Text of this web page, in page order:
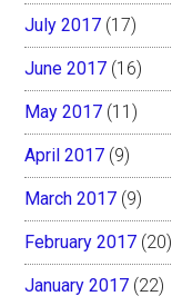
July 2017 (17)
June 2017 (16)
May 2017 (11)
April 2017 (9)
March 2017 (9)
February 2017 (20)
January 2017 (22)